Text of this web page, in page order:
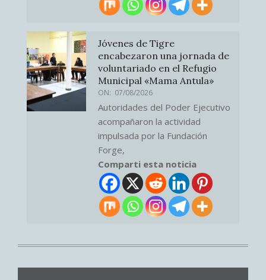
Jóvenes de Tigre
encabezaron una jornada de
voluntariado en el Refugio
Municipal «Mama Antula»
ON: 07/08/2026
Autoridades del Poder Ejecutivo
acompañaron la actividad
impulsada por la Fundación
Forge,
Comparti esta noticia